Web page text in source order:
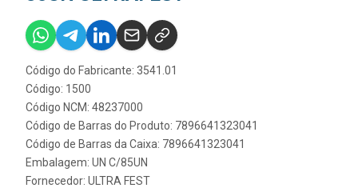
Código do Fabricante: 3541.01
Código: 1500
Código NCM: 48237000
Código de Barras do Produto: 7896641323041
Código de Barras da Caixa: 7896641323041
Embalagem: UN C/85UN
Fornecedor: ULTRA FEST